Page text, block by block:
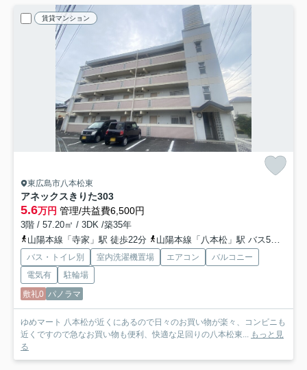
賃貸マンション
東広島市八本松東
アネックスきりた303
5.6万円 管理/共益費6,500円
3階 / 57.20㎡ / 3DK /築35年
山陽本線「寺家」駅 徒歩22分
山陽本線「八本松」駅 バス5分 「八本松病院前」 停歩4分
バス・トイレ別 室内洗濯機置場 エアコン
バルコニー
電気有
駐輪場
敷礼0 パノラマ
ゆめマート 八本松が近くにあるので日々のお買い物が楽々、コンビニも
近くですので急なお買い物も便利、快適な足回りの八本松東... もっと見
る